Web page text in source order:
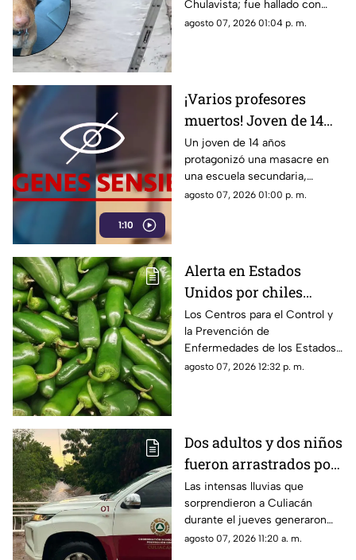
en Culiacán
Chulavista; fue hallado con
collar, pero no se tiene
agosto 07, 2026 01:04 p. m.
1:10
¡Varios profesores
muertos! Joven de 14
años asesina a sus
abuelos y hace tiroteo
en una secundaria
(VIDEO)
Un joven de 14 años
protagonizó una masacre en
una escuela secundaria,
dejando al menos siete
agosto 07, 2026 01:00 p. m.
Alerta en Estados
Unidos por chiles
jalapeños de Sinaloa:
Suman más de 300
enfermos por
Salmonella
Los Centros para el Control y
la Prevención de
Enfermedades de los Estados
Unidos (CDC) emitieron una
agosto 07, 2026 12:32 p. m.
Dos adultos y dos niños
fueron arrastrados por
un arroyo durante
intensas lluvias en
Culiacán
Las intensas lluvias que
sorprendieron a Culiacán
durante el jueves generaron
más de 20 emergencias en
agosto 07, 2026 11:20 a. m.